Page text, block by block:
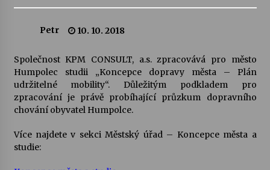
Veselí muzikanti
Pozvánka na integrační festival Quijotova
šedesátka: 28. 7.–1. 8. 2026
28. 7. 2026
Letní koncerty ve Stromovce: Kolchoz a
Petr 10. 10. 2018
Společnost KPM CONSULT, a.s. zpracovává pro město
Humpolec studii „Koncepce dopravy města – Plán
udržitelné mobility“. Důležitým podkladem pro
zpracování je právě probíhající průzkum dopravního
chování obyvatel Humpolce.
Více najdete v sekci Městský úřad – Koncepce města a
studie: